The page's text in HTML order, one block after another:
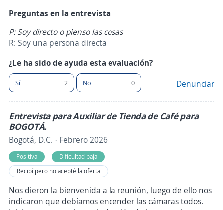
Preguntas en la entrevista
P: Soy directo o pienso las cosas
R: Soy una persona directa
¿Le ha sido de ayuda esta evaluación?
Sí 2 No 0 Denunciar
Entrevista para Auxiliar de Tienda de Café para
BOGOTÁ.
Bogotá, D.C. · Febrero 2026
Positiva
Dificultad baja
Recibí pero no acepté la oferta
Nos dieron la bienvenida a la reunión, luego de ello nos
indicaron que debíamos encender las cámaras todos.